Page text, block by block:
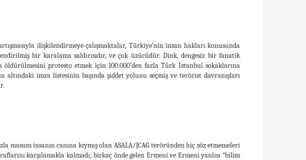
ilişkilendirmeye çalışmaktalar, Türkiye’nin insan hakları konusunda
bir karalama saldırısıdır, ve çok üzücüdür. Dink, dengesiz bir fanatik
protesto etmek için 100.000’den fazla Türk İstanbul sokaklarına
imza listesinin başında şiddet yolunu seçmiş ve terörist davranışları
masum insanın canına kıymış olan ASALA/JCAG teröründen hiç söz etmemeleri
karşılamakla kalmadı; birkaç önde gelen Ermeni ve Ermeni yanlısı “bilim